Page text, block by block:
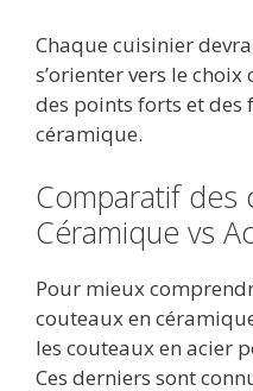
Chaque cuisinier
s’orienter vers le
des points forts et des
céramique.
Comparatif des
Céramique vs
Pour mieux
couteaux en
les couteaux en acier
Ces derniers sont